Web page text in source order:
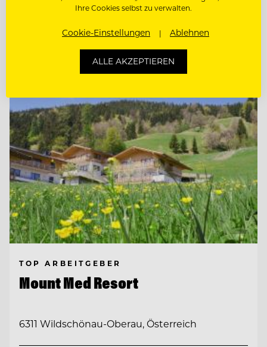
Entdecke alle Jobs
TOP ARBEITGEBER
Mount Med Resort
6311 Wildschönau-Oberau, Österreich
Ihre Cookies selbst zu verwalten.
Cookie-Einstellungen Ablehnen
ALLE AKZEPTIEREN